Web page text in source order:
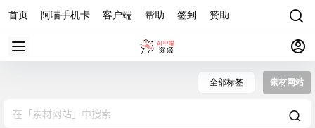
首页 阿喵手机卡 客户端 帮助 签到 赞助
全部标签 素材网站